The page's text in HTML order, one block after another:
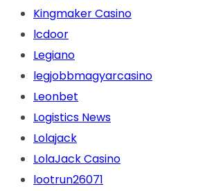
Kingmaker Casino
lcdoor
Legiano
legjobbmagyarcasino
Leonbet
Logistics News
Lolajack
LolaJack Casino
lootrun26071